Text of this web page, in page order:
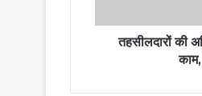
तहसीलदारों की